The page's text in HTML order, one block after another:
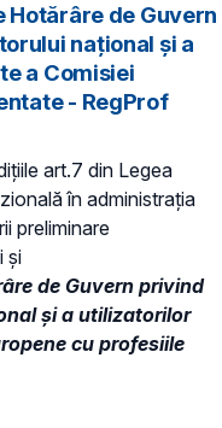
de Guvern
național și a
a Comisiei
- RegProf
art.7 din Legea
în administraţia
preliminare
și
de Guvern privind
și a utilizatorilor
cu profesiile